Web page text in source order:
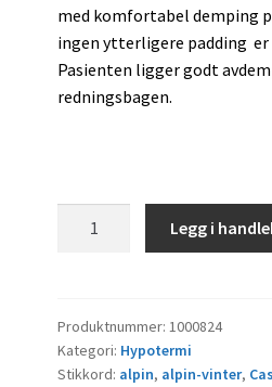
med komfortabel demping
ingen ytterligere padding er
Pasienten ligger godt
redningsbagen.
Legg i
Produktnummer: 1000824
Kategori: Hypotermi
Stikkord: alpin, alpin-vinter,